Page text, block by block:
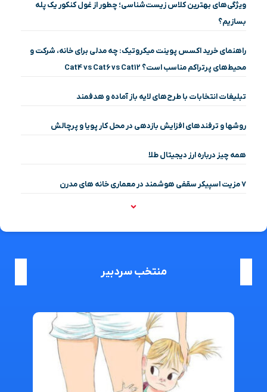
ویژگی‌های بهترین کلاس زیست‌شناسی؛ چطور از غول کنکور یک پله
بسازیم؟
راهنمای خرید اکسس پوینت میکروتیک: چه مدلی برای خانه، شرکت و
محیط‌های پرتراکم مناسب است؟ Cat4 vs Cat6 vs Cat12
تبلیغات انتخابات با طرح‌های لایه باز آماده و هدفمند
روشها و ترفندهای افزایش بازدهی در محل کار پویا و پرچالش
همه چیز درباره ارز دیجیتال طلا
۷ مزیت اسپیکر سقفی هوشمند در معماری خانه‌ های مدرن
منتخب سردبیر